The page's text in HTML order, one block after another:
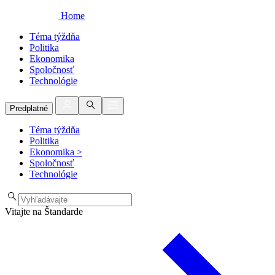
Home
Téma týždňa
Politika
Ekonomika
Spoločnosť
Technológie
Predplatné
Téma týždňa
Politika
Ekonomika >
Spoločnosť
Technológie
Vitajte na Štandarde